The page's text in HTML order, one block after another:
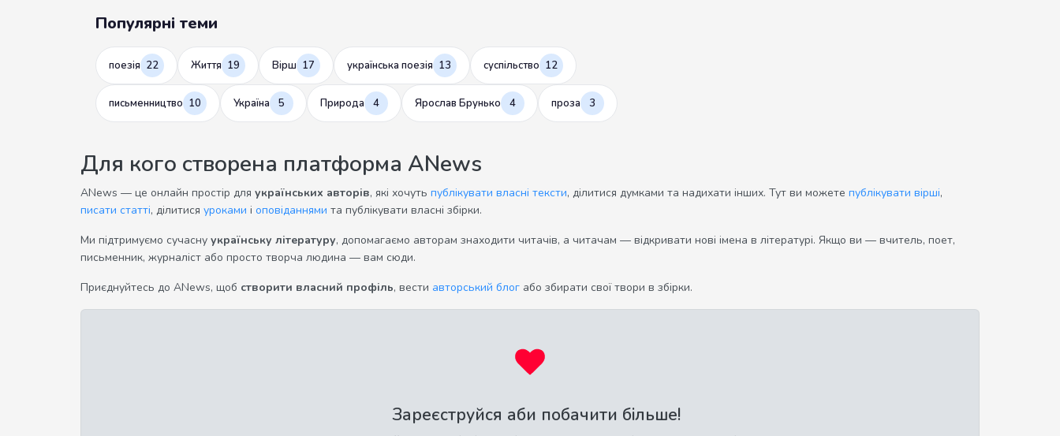
Популярні теми
поезія 22 Життя 19 Вірш 17 українська поезія 13 суспільство 12
письменництво 10 Україна 5 Природа 4 Ярослав Брунько 4 проза 3
Для кого створена платформа ANews
ANews — це онлайн простір для українських авторів, які хочуть публікувати власні тексти, ділитися думками та надихати інших. Тут ви можете публікувати вірші,
писати статті, ділитися уроками і оповіданнями та публікувати власні збірки.
Ми підтримуємо сучасну українську літературу, допомагаємо авторам знаходити читачів, а читачам — відкривати нові імена в літературі. Якщо ви — вчитель, поет,
письменник, журналіст або просто творча людина — вам сюди.
Приєднуйтесь до ANews, щоб створити власний профіль, вести авторський блог або збирати свої твори в збірки.
Зареєструйся аби побачити більше!